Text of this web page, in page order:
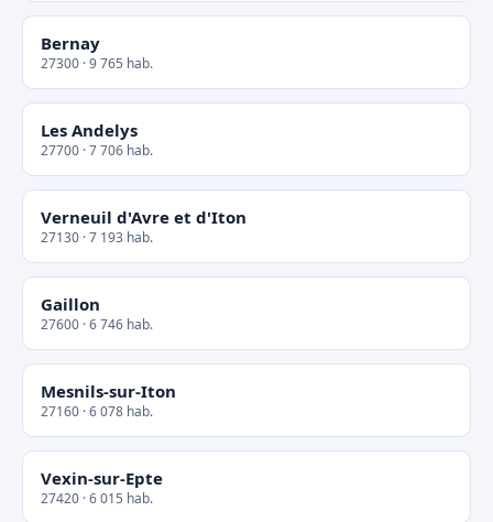
Bernay
27300 · 9 765 hab.
Les Andelys
27700 · 7 706 hab.
Verneuil d'Avre et d'Iton
27130 · 7 193 hab.
Gaillon
27600 · 6 746 hab.
Mesnils-sur-Iton
27160 · 6 078 hab.
Vexin-sur-Epte
27420 · 6 015 hab.